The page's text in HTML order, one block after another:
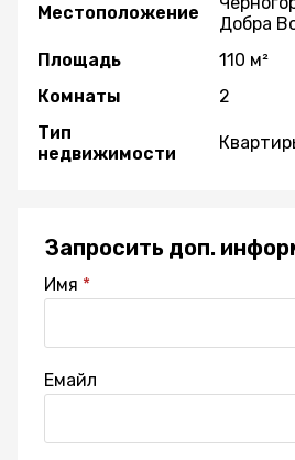
Местоположение
Добра
Площадь
110 м²
Комнаты
2
Тип
недвижимости
Запросить доп.
Имя
Емайл